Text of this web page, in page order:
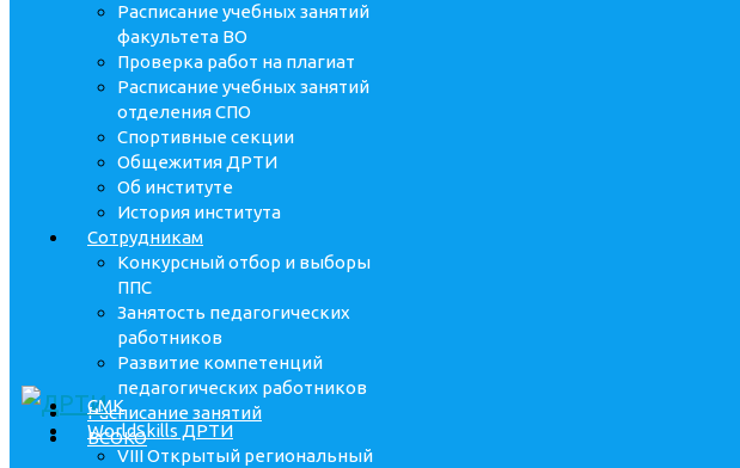
Расписание учебных занятий
факультета ВО
Проверка работ на плагиат
Расписание учебных занятий
отделения СПО
Спортивные секции
Общежития ДРТИ
Об институте
История института
Сотрудникам
Конкурсный отбор и выборы
ППС
Занятость педагогических
работников
Развитие компетенций
педагогических работников
Расписание занятий
ВСОКО
СМК
WorldSkills ДРТИ
VIII Открытый региональный